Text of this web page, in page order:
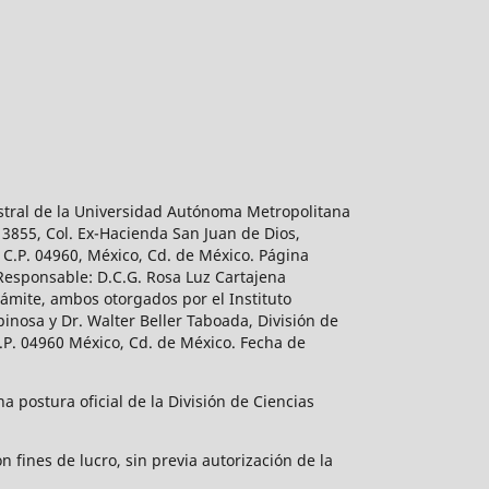
de la Universidad Autónoma Metropolitana
Col. Ex-Hacienda San Juan de Dios,
04960, México, Cd. de México. Página
D.C.G. Rosa Luz Cartajena
ambos otorgados por el Instituto
y Dr. Walter Beller Taboada, División de
04960 México, Cd. de México. Fecha de
postura oficial de la División de Ciencias
fines de lucro, sin previa autorización de la